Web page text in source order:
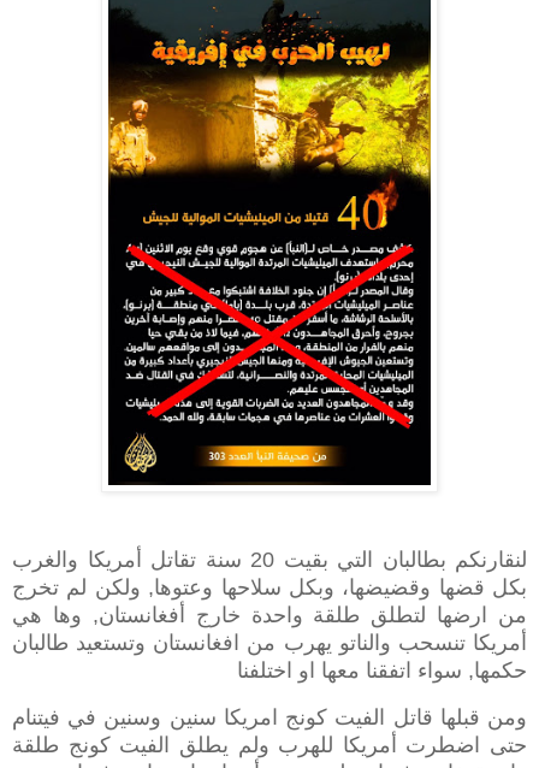
لنقارنكم بطالبان التي بقيت 20 سنة تقاتل أمريكا والغرب
بكل قضها وقضيضها، وبكل سلاحها وعتوها, ولكن لم تخرج
من ارضها لتطلق طلقة واحدة خارج أفغانستان, وها هي
أمريكا تنسحب والناتو يهرب من افغانستان وتستعيد طالبان
حكمها, سواء اتفقنا معها او اختلفنا
ومن قبلها قاتل الفيت كونج امريكا سنين وسنين في فيتنام
حتى اضطرت أمريكا للهرب ولم يطلق الفيت كونج طلقة